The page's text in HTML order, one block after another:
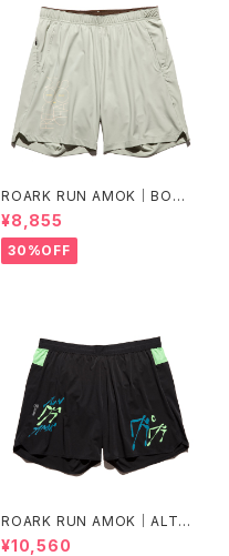
ROARK RUN AMOK｜BOM
MER 2.0 7" Col.CHAPARRA
L
¥8,855
30%OFF
ROARK RUN AMOK｜ALTA
5" Col.BLACK FJORD
¥10,560